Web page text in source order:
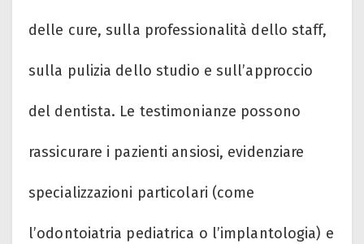
delle cure, sulla professionalità dello staff,
sulla pulizia dello studio e sull’approccio
del dentista. Le testimonianze possono
rassicurare i pazienti ansiosi, evidenziare
specializzazioni particolari (come
l’odontoiatria pediatrica o l’implantologia) e